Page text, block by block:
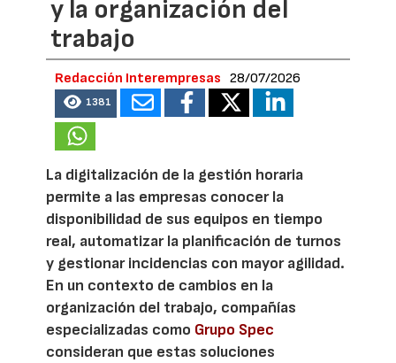
y la organización del
trabajo
Redacción Interempresas 28/07/2026
1381
La digitalización de la gestión horaria
permite a las empresas conocer la
disponibilidad de sus equipos en tiempo
real, automatizar la planificación de turnos
y gestionar incidencias con mayor agilidad.
En un contexto de cambios en la
organización del trabajo, compañías
especializadas como Grupo Spec
consideran que estas soluciones